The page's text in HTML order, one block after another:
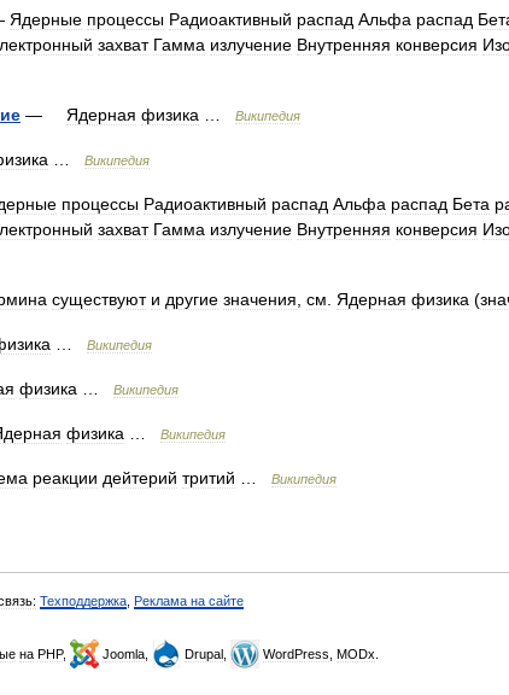
Ядерные процессы Радиоактивный распад Альфа распад
захват Гамма излучение Внутренняя конверсия
— Ядерная физика Википедия
Википедия
процессы Радиоактивный распад Альфа распад Бета
захват Гамма излучение Внутренняя конверсия
существуют и другие значения см Ядерная физика (
Википедия
физика Википедия
физика Википедия
реакции дейтерий тритий Википедия
Техподдержка Реклама на сайте
на PHP, Joomla Drupal WordPress MODx